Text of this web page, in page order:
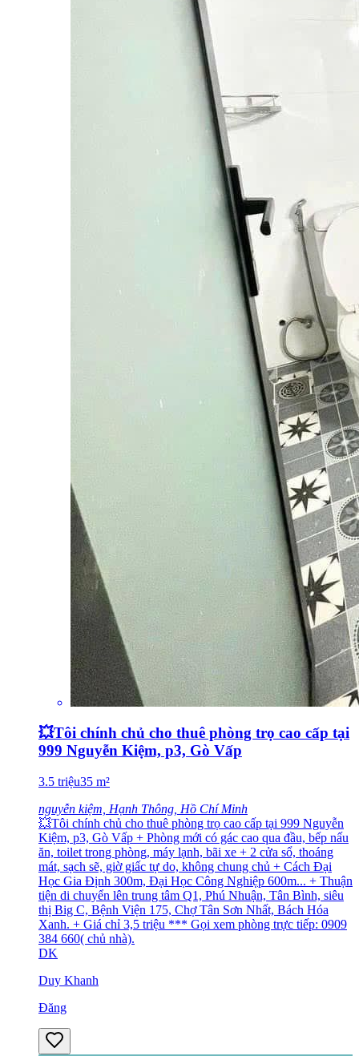
💥Tôi chính chủ cho thuê phòng trọ cao cấp tại
999 Nguyễn Kiệm, p3, Gò Vấp
3.5 triệu35 m²
nguyễn kiệm, Hạnh Thông, Hồ Chí Minh
💥Tôi chính chủ cho thuê phòng trọ cao cấp tại 999 Nguyễn
Kiệm, p3, Gò Vấp + Phòng mới có gác cao qua đầu, bếp nấu
ăn, toilet trong phòng, máy lạnh, bãi xe + 2 cửa sổ, thoáng
mát, sạch sẽ, giờ giấc tự do, không chung chủ + Cách Đại
Học Gia Định 300m, Đại Học Công Nghiệp 600m... + Thuận
tiện di chuyển lên trung tâm Q1, Phú Nhuận, Tân Bình, siêu
thị Big C, Bệnh Viện 175, Chợ Tân Sơn Nhất, Bách Hóa
Xanh. + Giá chỉ 3,5 triệu *** Gọi xem phòng trực tiếp: 0909
384 660( chủ nhà).
DK
Duy Khanh
Đăng